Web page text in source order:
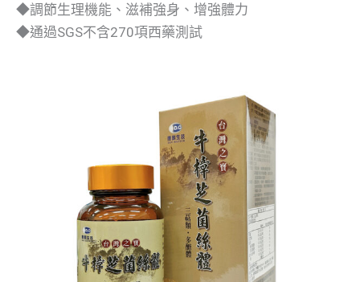
◆調節生理機能、滋補強身、增強體力
◆通過SGS不含270項西藥測試